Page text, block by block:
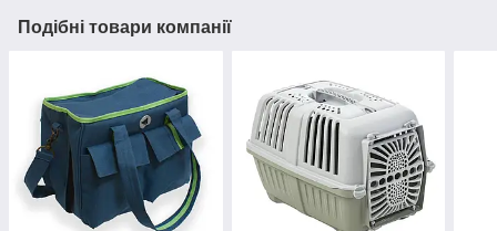
Подібні товари компанії